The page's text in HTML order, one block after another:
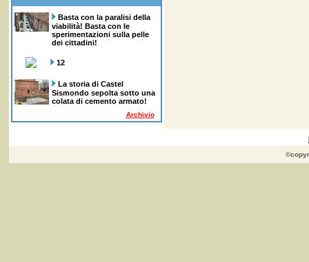
Basta con la paralisi della
viabilità! Basta con le
sperimentazioni sulla pelle
dei cittadini!
12
La storia di Castel
Sismondo sepolta sotto una
colata di cemento armato!
Archivio